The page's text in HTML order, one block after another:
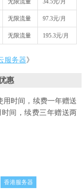
无限流量 34.5元/月
无限流量 97.3元/月
无限流量 195.3元/月
服务器》
惠
用时间，续费一年赠送
间，续费三年赠送两
香港服务器